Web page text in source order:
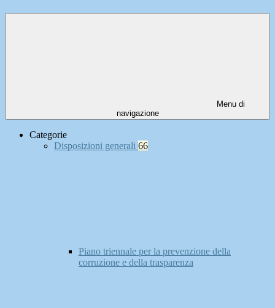
Menu di
navigazione
Categorie
Disposizioni generali 66
Piano triennale per la prevenzione della
corruzione e della trasparenza